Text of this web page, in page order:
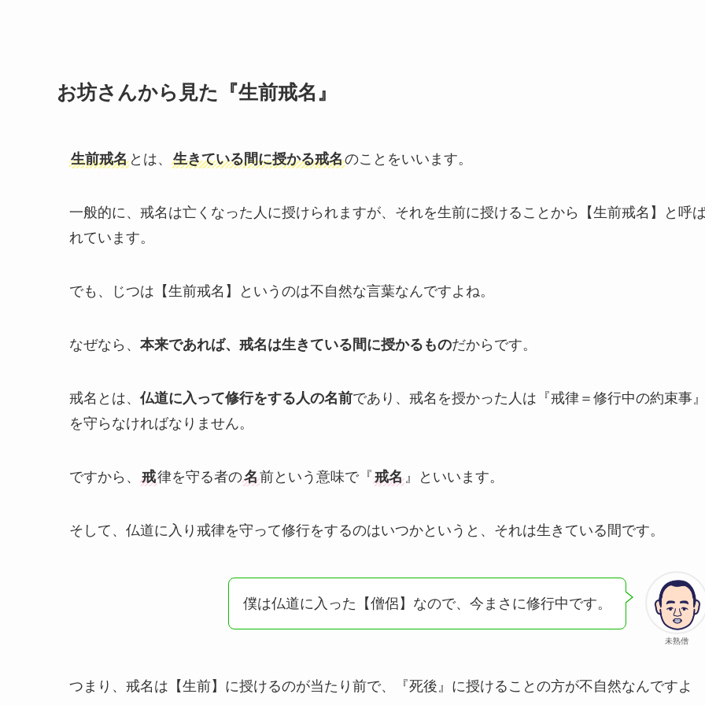
お坊さんから見た『生前戒名』
生前戒名 とは、 生きている間に授かる戒名のことをいいます。
一般的に、戒名は亡くなった人に授けられますが、それを生前に授けることから【生前戒名】と呼
れています。
でも、じつは【生前戒名】というのは不自然な言葉なんですよね。
なぜなら、 本来であれば、戒名は生きている間に授かるものだからです。
戒名とは、 仏道に入って修行をする人の名前であり、戒名を授かった人は『戒律＝修行中の約束事
を守らなければなりません。
ですから、 戒律を守る者の名前という意味で『 戒名 』といいます。
そして、仏道に入り戒律を守って修行をするのはいつかというと、それは生きている間です。
未熟僧
僕は仏道に入った【僧侶】なので、今まさに修行中です。
つまり、戒名は【生前】に授けるのが当たり前で、『死後』に授けることの方が不自然なんですよ